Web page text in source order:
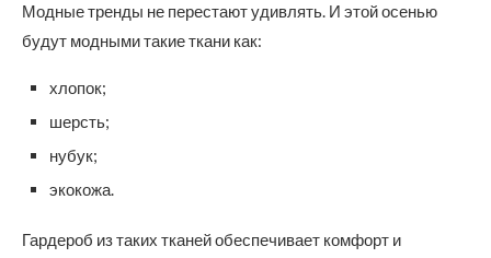
Модные тренды не перестают удивлять. И этой осенью
будут модными такие ткани как:
хлопок;
шерсть;
нубук;
экокожа.
Гардероб из таких тканей обеспечивает комфорт и